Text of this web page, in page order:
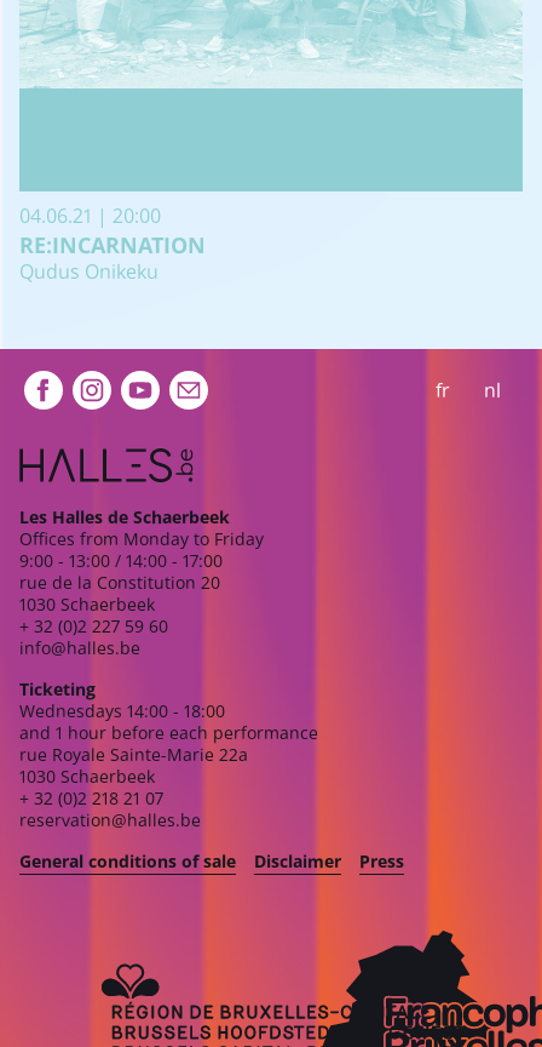
04.06.21 | 20:00
RE:INCARNATION
Qudus Onikeku
Extra navigation fr nl
Les Halles de Schaerbeek
Offices from Monday to Friday
9:00 - 13:00 / 14:00 - 17:00
rue de la Constitution 20
1030 Schaerbeek
+ 32 (0)2 227 59 60
info@halles.be
Ticketing
Wednesdays 14:00 - 18:00
and 1 hour before each performance
rue Royale Sainte-Marie 22a
1030 Schaerbeek
+ 32 (0)2 218 21 07
reservation@halles.be
General conditions of sale
Disclaimer Press